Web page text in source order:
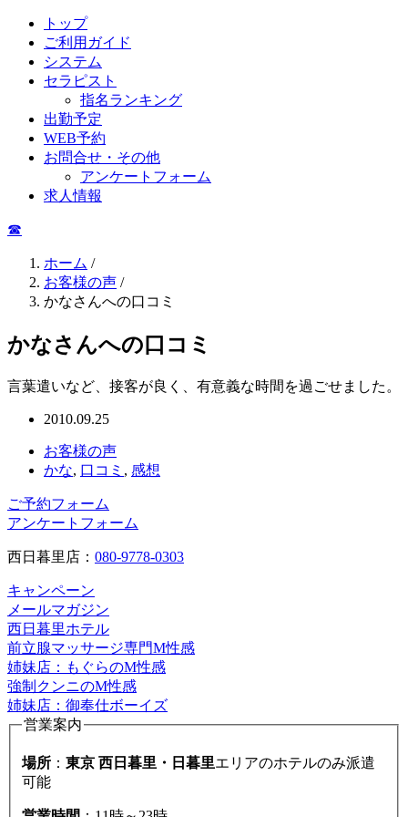
トップ
ご利用ガイド
システム
セラピスト
指名ランキング
出勤予定
WEB予約
お問合せ・その他
アンケートフォーム
求人情報
☎︎
ホーム /
お客様の声 /
かなさんへの口コミ
かなさんへの口コミ
言葉遣いなど、接客が良く、有意義な時間を過ごせました。
2010.09.25
お客様の声
かな, 口コミ , 感想
ご予約フォーム
アンケートフォーム
西日暮里店： 080-9778-0303
キャンペーン
メールマガジン
西日暮里ホテル
前立腺マッサージ専門M性感
姉妹店：もぐらのM性感
強制クンニのM性感
姉妹店：御奉仕ボーイズ
営業案内
場所 ： 東京 西日暮里・日暮里エリアのホテルのみ派遣
可能